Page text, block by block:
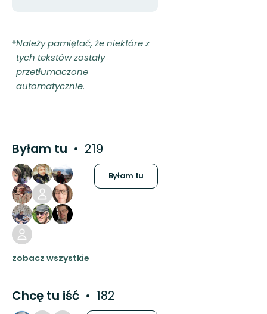
Należy pamiętać, że niektóre z
tych tekstów zostały
przetłumaczone
automatycznie.
Byłam tu 219
Byłam tu
zobacz wszystkie
Chcę tu iść 182